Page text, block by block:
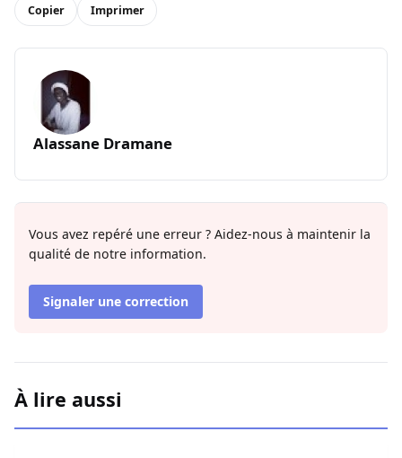
Copier Imprimer
Alassane Dramane
Vous avez repéré une erreur ? Aidez-nous à maintenir la
qualité de notre information.
Signaler une correction
À lire aussi